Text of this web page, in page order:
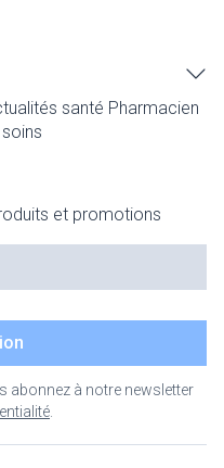
santé Pharmacien
et promotions
abonnez à notre newsletter